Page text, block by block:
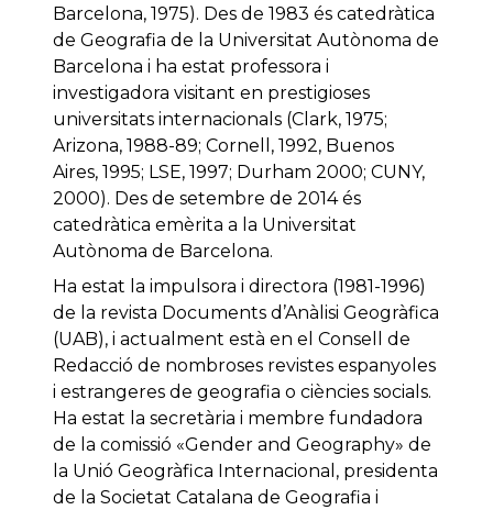
Barcelona, ​​1975). Des de 1983 és catedràtica
de Geografia de la Universitat Autònoma de
Barcelona i ha estat professora i
investigadora visitant en prestigioses
universitats internacionals (Clark, 1975;
Arizona, 1988-89; Cornell, 1992, Buenos
Aires, 1995; LSE, 1997; Durham 2000; CUNY,
2000). Des de setembre de 2014 és
catedràtica emèrita a la Universitat
Autònoma de Barcelona.
Ha estat la impulsora i directora (1981-1996)
de la revista Documents d’Anàlisi Geogràfica
(UAB), i actualment està en el Consell de
Redacció de nombroses revistes espanyoles
i estrangeres de geografia o ciències socials.
Ha estat la secretària i membre fundadora
de la comissió «Gender and Geography» de
la Unió Geogràfica Internacional, presidenta
de la Societat Catalana de Geografia i